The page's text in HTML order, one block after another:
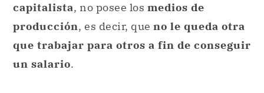
capitalista, no posee los medios de
producción, es decir, que no le queda otra
que trabajar para otros a fin de conseguir
un salario.